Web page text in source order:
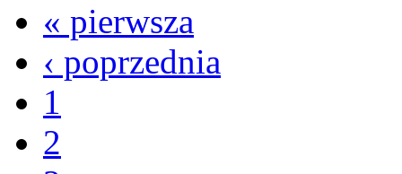
« pierwsza
‹ poprzednia
1
2